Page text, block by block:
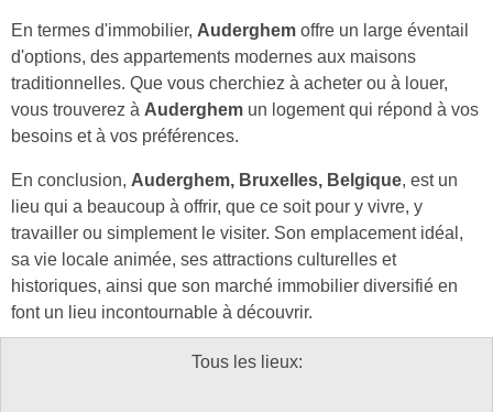
En termes d'immobilier, Auderghem offre un large éventail
d'options, des appartements modernes aux maisons
traditionnelles. Que vous cherchiez à acheter ou à louer,
vous trouverez à Auderghem un logement qui répond à vos
besoins et à vos préférences.
En conclusion, Auderghem, Bruxelles, Belgique, est un
lieu qui a beaucoup à offrir, que ce soit pour y vivre, y
travailler ou simplement le visiter. Son emplacement idéal,
sa vie locale animée, ses attractions culturelles et
historiques, ainsi que son marché immobilier diversifié en
font un lieu incontournable à découvrir.
Tous les lieux: